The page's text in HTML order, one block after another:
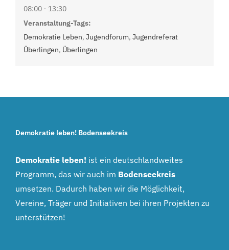
08:00 - 13:30
Veranstaltung-Tags:
Demokratie Leben, Jugendforum, Jugendreferat
Überlingen, Überlingen
Demokratie leben! Bodenseekreis
Demokratie leben! ist ein deutschlandweites
Programm, das wir auch im Bodenseekreis
umsetzen. Dadurch haben wir die Möglichkeit,
Vereine, Träger und Initiativen bei ihren Projekten zu
unterstützen!